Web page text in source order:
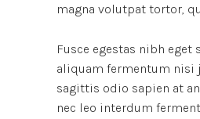
magna volutpat tortor,
Fusce egestas nibh
aliquam fermentum nisi
sagittis odio sapien at
nec leo interdum